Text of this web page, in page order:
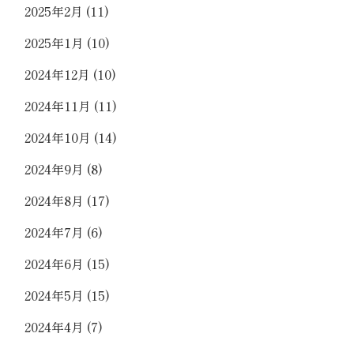
2025年2月 (11)
2025年1月 (10)
2024年12月 (10)
2024年11月 (11)
2024年10月 (14)
2024年9月 (8)
2024年8月 (17)
2024年7月 (6)
2024年6月 (15)
2024年5月 (15)
2024年4月 (7)